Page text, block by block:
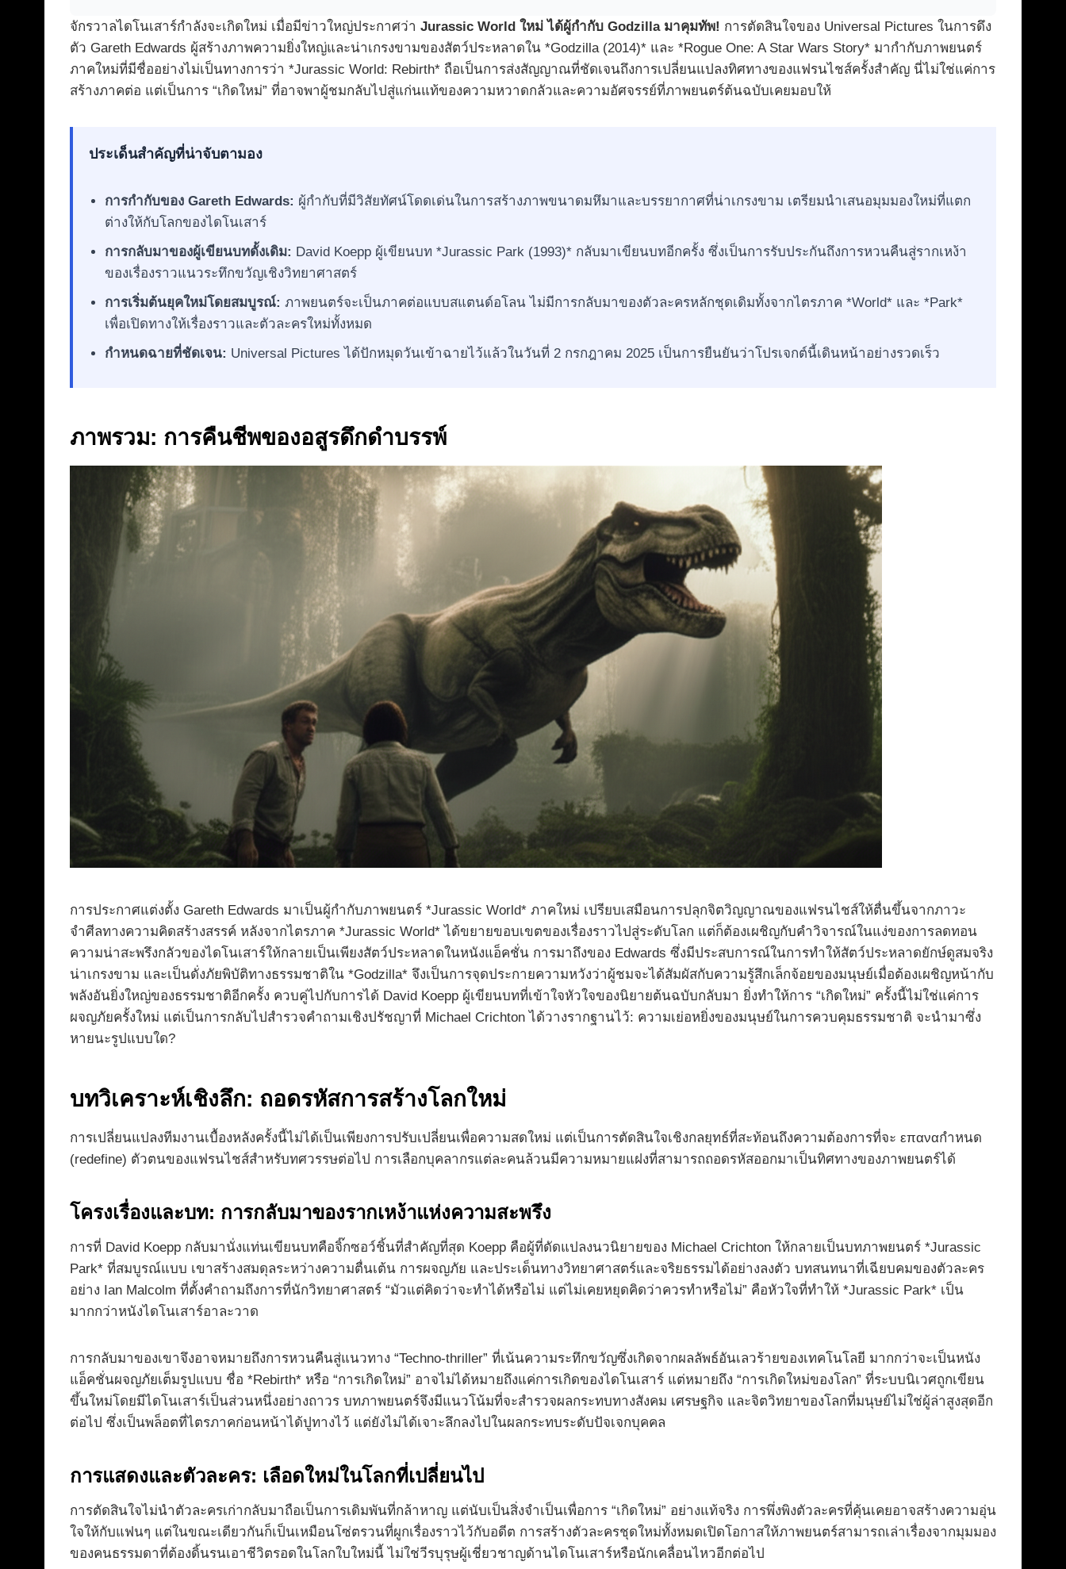
จักรวาลไดโนเสาร์กำลังจะเกิดใหม่ เมื่อมีข่าวใหญ่ประกาศว่า Jurassic World ใหม่ ได้ผู้กำกับ Godzilla มาคุมทัพ! การตัดสินใจของ Universal Pictures ในการดึง
ตัว Gareth Edwards ผู้สร้างภาพความยิ่งใหญ่และน่าเกรงขามของสัตว์ประหลาดใน *Godzilla (2014)* และ *Rogue One: A Star Wars Story* มากำกับภาพยนตร์
ภาคใหม่ที่มีชื่ออย่างไม่เป็นทางการว่า *Jurassic World: Rebirth* ถือเป็นการส่งสัญญาณที่ชัดเจนถึงการเปลี่ยนแปลงทิศทางของแฟรนไชส์ครั้งสำคัญ นี่ไม่ใช่แค่การ
สร้างภาคต่อ แต่เป็นการ “เกิดใหม่” ที่อาจพาผู้ชมกลับไปสู่แก่นแท้ของความหวาดกลัวและความอัศจรรย์ที่ภาพยนตร์ต้นฉบับเคยมอบให้
ประเด็นสำคัญที่น่าจับตามอง
การกำกับของ Gareth Edwards: ผู้กำกับที่มีวิสัยทัศน์โดดเด่นในการสร้างภาพขนาดมหึมาและบรรยากาศที่น่าเกรงขาม เตรียมนำเสนอมุมมองใหม่ที่แตก
ต่างให้กับโลกของไดโนเสาร์
การกลับมาของผู้เขียนบทดั้งเดิม: David Koepp ผู้เขียนบท *Jurassic Park (1993)* กลับมาเขียนบทอีกครั้ง ซึ่งเป็นการรับประกันถึงการหวนคืนสู่รากเหง้า
ของเรื่องราวแนวระทึกขวัญเชิงวิทยาศาสตร์
การเริ่มต้นยุคใหม่โดยสมบูรณ์: ภาพยนตร์จะเป็นภาคต่อแบบสแตนด์อโลน ไม่มีการกลับมาของตัวละครหลักชุดเดิมทั้งจากไตรภาค *World* และ *Park*
เพื่อเปิดทางให้เรื่องราวและตัวละครใหม่ทั้งหมด
กำหนดฉายที่ชัดเจน: Universal Pictures ได้ปักหมุดวันเข้าฉายไว้แล้วในวันที่ 2 กรกฎาคม 2025 เป็นการยืนยันว่าโปรเจกต์นี้เดินหน้าอย่างรวดเร็ว
ภาพรวม: การคืนชีพของอสูรดึกดำบรรพ์
การประกาศแต่งตั้ง Gareth Edwards มาเป็นผู้กำกับภาพยนตร์ *Jurassic World* ภาคใหม่ เปรียบเสมือนการปลุกจิตวิญญาณของแฟรนไชส์ให้ตื่นขึ้นจากภาวะ
จำศีลทางความคิดสร้างสรรค์ หลังจากไตรภาค *Jurassic World* ได้ขยายขอบเขตของเรื่องราวไปสู่ระดับโลก แต่ก็ต้องเผชิญกับคำวิจารณ์ในแง่ของการลดทอน
ความน่าสะพรึงกลัวของไดโนเสาร์ให้กลายเป็นเพียงสัตว์ประหลาดในหนังแอ็คชั่น การมาถึงของ Edwards ซึ่งมีประสบการณ์ในการทำให้สัตว์ประหลาดยักษ์ดูสมจริง
น่าเกรงขาม และเป็นดั่งภัยพิบัติทางธรรมชาติใน *Godzilla* จึงเป็นการจุดประกายความหวังว่าผู้ชมจะได้สัมผัสกับความรู้สึกเล็กจ้อยของมนุษย์เมื่อต้องเผชิญหน้ากับ
พลังอันยิ่งใหญ่ของธรรมชาติอีกครั้ง ควบคู่ไปกับการได้ David Koepp ผู้เขียนบทที่เข้าใจหัวใจของนิยายต้นฉบับกลับมา ยิ่งทำให้การ “เกิดใหม่” ครั้งนี้ไม่ใช่แค่การ
ผจญภัยครั้งใหม่ แต่เป็นการกลับไปสำรวจคำถามเชิงปรัชญาที่ Michael Crichton ได้วางรากฐานไว้: ความเย่อหยิ่งของมนุษย์ในการควบคุมธรรมชาติ จะนำมาซึ่ง
หายนะรูปแบบใด?
บทวิเคราะห์เชิงลึก: ถอดรหัสการสร้างโลกใหม่
การเปลี่ยนแปลงทีมงานเบื้องหลังครั้งนี้ไม่ได้เป็นเพียงการปรับเปลี่ยนเพื่อความสดใหม่ แต่เป็นการตัดสินใจเชิงกลยุทธ์ที่สะท้อนถึงความต้องการที่จะ επαναกำหนด
(redefine) ตัวตนของแฟรนไชส์สำหรับทศวรรษต่อไป การเลือกบุคลากรแต่ละคนล้วนมีความหมายแฝงที่สามารถถอดรหัสออกมาเป็นทิศทางของภาพยนตร์ได้
โครงเรื่องและบท: การกลับมาของรากเหง้าแห่งความสะพรึง
การที่ David Koepp กลับมานั่งแท่นเขียนบทคือจิ๊กซอว์ชิ้นที่สำคัญที่สุด Koepp คือผู้ที่ดัดแปลงนวนิยายของ Michael Crichton ให้กลายเป็นบทภาพยนตร์ *Jurassic
Park* ที่สมบูรณ์แบบ เขาสร้างสมดุลระหว่างความตื่นเต้น การผจญภัย และประเด็นทางวิทยาศาสตร์และจริยธรรมได้อย่างลงตัว บทสนทนาที่เฉียบคมของตัวละคร
อย่าง Ian Malcolm ที่ตั้งคำถามถึงการที่นักวิทยาศาสตร์ “มัวแต่คิดว่าจะทำได้หรือไม่ แต่ไม่เคยหยุดคิดว่าควรทำหรือไม่” คือหัวใจที่ทำให้ *Jurassic Park* เป็น
มากกว่าหนังไดโนเสาร์อาละวาด
การกลับมาของเขาจึงอาจหมายถึงการหวนคืนสู่แนวทาง “Techno-thriller” ที่เน้นความระทึกขวัญซึ่งเกิดจากผลลัพธ์อันเลวร้ายของเทคโนโลยี มากกว่าจะเป็นหนัง
แอ็คชั่นผจญภัยเต็มรูปแบบ ชื่อ *Rebirth* หรือ “การเกิดใหม่” อาจไม่ได้หมายถึงแค่การเกิดของไดโนเสาร์ แต่หมายถึง “การเกิดใหม่ของโลก” ที่ระบบนิเวศถูกเขียน
ขึ้นใหม่โดยมีไดโนเสาร์เป็นส่วนหนึ่งอย่างถาวร บทภาพยนตร์จึงมีแนวโน้มที่จะสำรวจผลกระทบทางสังคม เศรษฐกิจ และจิตวิทยาของโลกที่มนุษย์ไม่ใช่ผู้ล่าสูงสุดอีก
ต่อไป ซึ่งเป็นพล็อตที่ไตรภาคก่อนหน้าได้ปูทางไว้ แต่ยังไม่ได้เจาะลึกลงไปในผลกระทบระดับปัจเจกบุคคล
การแสดงและตัวละคร: เลือดใหม่ในโลกที่เปลี่ยนไป
การตัดสินใจไม่นำตัวละครเก่ากลับมาถือเป็นการเดิมพันที่กล้าหาญ แต่นับเป็นสิ่งจำเป็นเพื่อการ “เกิดใหม่” อย่างแท้จริง การพึ่งพิงตัวละครที่คุ้นเคยอาจสร้างความอุ่น
ใจให้กับแฟนๆ แต่ในขณะเดียวกันก็เป็นเหมือนโซ่ตรวนที่ผูกเรื่องราวไว้กับอดีต การสร้างตัวละครชุดใหม่ทั้งหมดเปิดโอกาสให้ภาพยนตร์สามารถเล่าเรื่องจากมุมมอง
ของคนธรรมดาที่ต้องดิ้นรนเอาชีวิตรอดในโลกใบใหม่นี้ ไม่ใช่วีรบุรุษผู้เชี่ยวชาญด้านไดโนเสาร์หรือนักเคลื่อนไหวอีกต่อไป